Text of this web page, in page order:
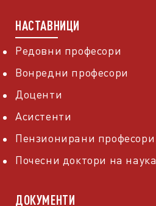
НАСТАВНИЦИ
Редовни професори
Вонредни професори
Доценти
Асистенти
Пензионирани професори
Почесни доктори на наука
ДОКУМЕНТИ